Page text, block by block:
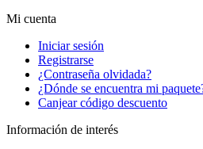
Mi cuenta
Iniciar sesión
Registrarse
¿Contraseña olvidada?
¿Dónde se encuentra mi
Canjear código descuento
Información de interés